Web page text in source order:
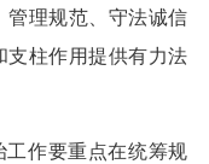
管理规范、守法诚信
支柱作用提供有力法
工作要重点在统筹规